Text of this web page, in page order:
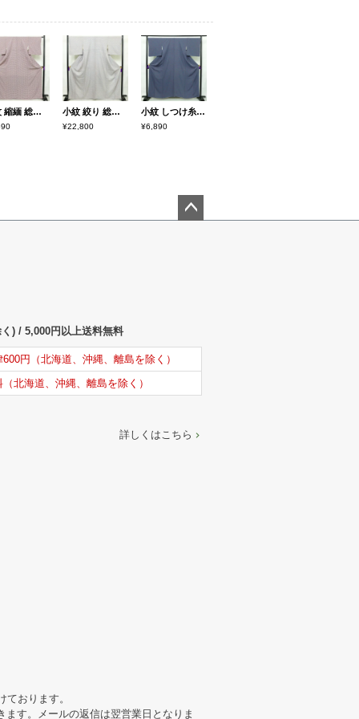
小紋 縮緬 総柄 正絹 花柄 袷仕立て 身丈167.5cm 裄丈62.5cm リサイクル着物 着物 モダン 紫・藤色 小紋 絞り 総絞り 正絹 古典柄 袷仕立て 身丈165cm 裄丈67.5cm リサイクル着物 着物 青・紺
¥22,800
小紋 しつけ糸付き 縮緬 総柄 正絹 古典柄 袷仕立て 身丈160cm 裄丈69.5cm 着物 青・紺
¥6,890
) / 5,000円以上送料無料
円（北海道、沖縄、離島を除く）
北海道、沖縄、離島を除く）
詳しくはこちら
ております。
す。メールの返信は翌営業日となりま